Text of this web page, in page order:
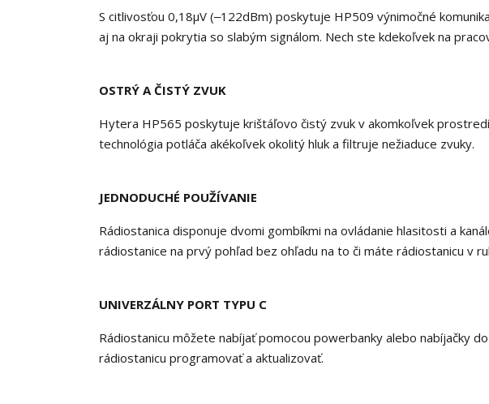
S citlivosťou 0,18μV (‒122dBm) poskytuje HP509 výnimočné
aj na okraji pokrytia so slabým signálom. Nech ste kdekoľvek na
OSTRÝ A ČISTÝ ZVUK
Hytera HP565 poskytuje krištáľovo čistý zvuk v akomkoľvek
technológia potláča akékoľvek okolitý hluk a filtruje nežiaduce zvuky.
JEDNODUCHÉ POUŽÍVANIE
Rádiostanica disponuje dvomi gombíkmi na ovládanie hlasitosti a
rádiostanice na prvý pohľad bez ohľadu na to či máte rádiostanicu v
UNIVERZÁLNY PORT TYPU C
Rádiostanicu môžete nabíjať pomocou powerbanky alebo nabíjačky
rádiostanicu programovať a aktualizovať.